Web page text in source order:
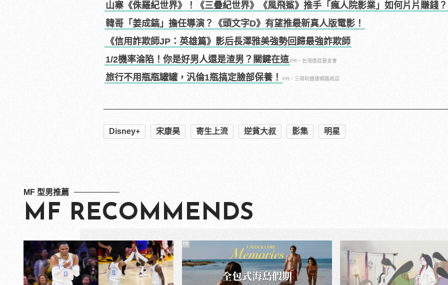
山寨《侏羅紀世界》！《三疊紀世界》《風飛鯊》推手「瘋人院影業」如何片片賺錢？
韓哥「姜成鎬」擔任導演？《頭文字D》有望推最新真人版電影！
《信用詐欺師JP：英雄篇》影后長澤雅美強勢回歸最強詐欺師
1/2機率淪陷！你是好男人還是渣男？關鍵在這 PR・台灣癌症基金會
旅行不用瓶瓶罐罐，汎倫1瓶搞定臉部保養！ PR・三得利健康網路商店
Disney+ 宋康昊 寄生上流 逆貧大叔 影集 明星
MF 型男推薦
MF RECOMMENDS
PR